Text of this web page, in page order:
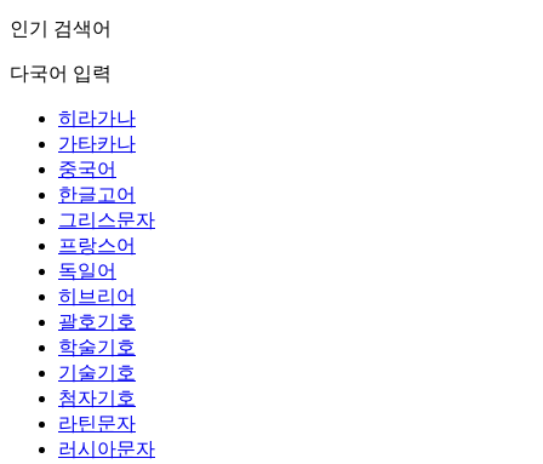
인기 검색어
다국어 입력
히라가나
가타카나
중국어
한글고어
그리스문자
프랑스어
독일어
히브리어
괄호기호
학술기호
기술기호
첨자기호
라틴문자
러시아문자